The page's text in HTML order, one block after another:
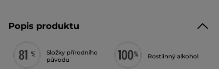
Popis produktu
Složky přírodního
původu
Rostlinný alkohol